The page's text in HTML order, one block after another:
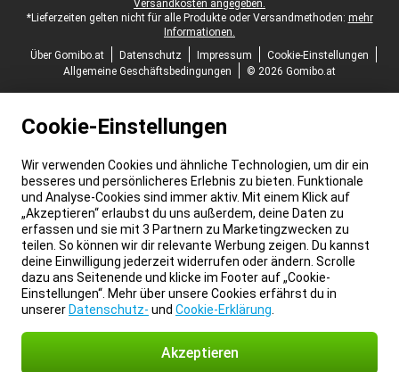
Versandkosten angegeben.
*Lieferzeiten gelten nicht für alle Produkte oder Versandmethoden: mehr
Informationen.
Über Gomibo.at
Datenschutz Impressum
Cookie-Einstellungen
Allgemeine Geschäftsbedingungen
© 2026 Gomibo.at
Cookie-Einstellungen
Wir verwenden Cookies und ähnliche Technologien, um dir ein
besseres und persönlicheres Erlebnis zu bieten. Funktionale
und Analyse-Cookies sind immer aktiv. Mit einem Klick auf
„Akzeptieren“ erlaubst du uns außerdem, deine Daten zu
erfassen und sie mit 3 Partnern zu Marketingzwecken zu
teilen. So können wir dir relevante Werbung zeigen. Du kannst
deine Einwilligung jederzeit widerrufen oder ändern. Scrolle
dazu ans Seitenende und klicke im Footer auf „Cookie-
Einstellungen“. Mehr über unsere Cookies erfährst du in
unserer Datenschutz- und Cookie-Erklärung
Akzeptieren